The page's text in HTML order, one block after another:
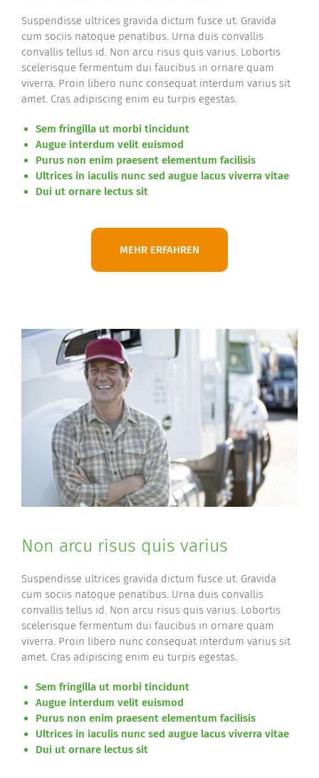
Suspendisse ultrices gravida dictum fusce ut. Gravida
cum sociis natoque penatibus. Urna duis convallis
convallis tellus id. Non arcu risus quis varius. Lobortis
scelerisque fermentum dui faucibus in ornare quam
viverra. Proin libero nunc consequat interdum varius sit
amet. Cras adipiscing enim eu turpis egestas.
Sem fringilla ut morbi tincidunt
Augue interdum velit euismod
Purus non enim praesent elementum facilisis
Ultrices in iaculis nunc sed augue lacus viverra vitae
Dui ut ornare lectus sit
MEHR ERFAHREN
Non arcu risus quis varius
Suspendisse ultrices gravida dictum fusce ut. Gravida
cum sociis natoque penatibus. Urna duis convallis
convallis tellus id. Non arcu risus quis varius. Lobortis
scelerisque fermentum dui faucibus in ornare quam
viverra. Proin libero nunc consequat interdum varius sit
amet. Cras adipiscing enim eu turpis egestas.
Sem fringilla ut morbi tincidunt
Augue interdum velit euismod
Purus non enim praesent elementum facilisis
Ultrices in iaculis nunc sed augue lacus viverra vitae
Dui ut ornare lectus sit